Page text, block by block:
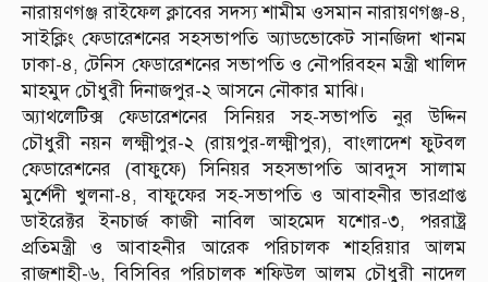
নারায়ণগঞ্জ রাইফেল ক্লাবের সদস্য শামীম ওসমান নারায়ণগঞ্জ-৪,
সাইক্লিং ফেডারেশনের সহসভাপতি অ্যাডভোকেট সানজিদা খানম
ঢাকা-৪, টেনিস ফেডারেশনের সভাপতি ও নৌপরিবহন মন্ত্রী খালিদ
মাহমুদ চৌধুরী দিনাজপুর-২ আসনে নৌকার মাঝি।
অ্যাথলেটিক্স ফেডারেশনের সিনিয়র সহ-সভাপতি নুর উদ্দিন
চৌধুরী নয়ন লক্ষ্মীপুর-২ (রায়পুর-লক্ষ্মীপুর), বাংলাদেশ ফুটবল
ফেডারেশনের (বাফুফে) সিনিয়র সহসভাপতি আবদুস সালাম
মুর্শেদী খুলনা-৪, বাফুফের সহ-সভাপতি ও আবাহনীর ভারপ্রাপ্ত
ডাইরেক্টর ইনচার্জ কাজী নাবিল আহমেদ যশোর-৩, পররাষ্ট্র
প্রতিমন্ত্রী ও আবাহনীর আরেক পরিচালক শাহরিয়ার আলম
রাজশাহী-৬, বিসিবির পরিচালক শফিউল আলম চৌধুরী নাদেল